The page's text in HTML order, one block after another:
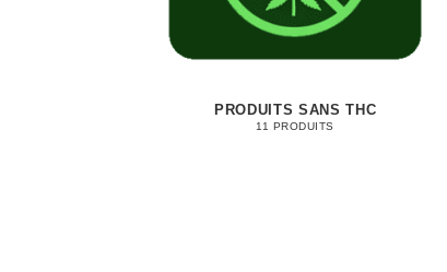
PRODUITS SANS THC
11 PRODUITS